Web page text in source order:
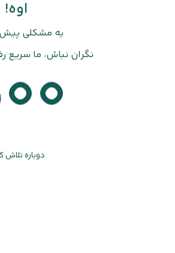
اوه!
یه مشکلی
نگران نباش، ما
دوباره تلاش